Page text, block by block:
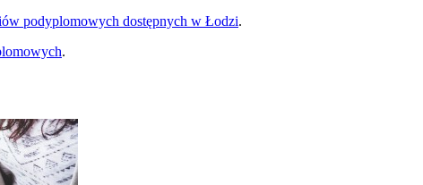
podyplomowych dostępnych w Łodzi.
.